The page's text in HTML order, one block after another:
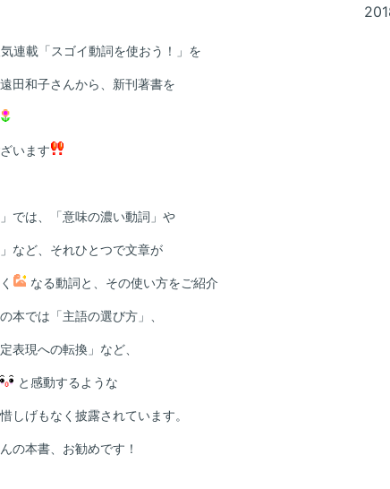
連載「スゴイ動詞を使おう！」を
田和子さんから、新刊著書を
います
では、「意味の濃い動詞」や
など、それひとつで文章が
なる動詞と、その使い方をご紹介
本では「主語の選び方」、
表現への転換」など、
と感動するような
しげもなく披露されています。
の本書、お勧めです！